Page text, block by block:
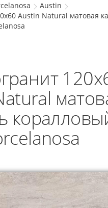
Austin
Austin Natural матовая